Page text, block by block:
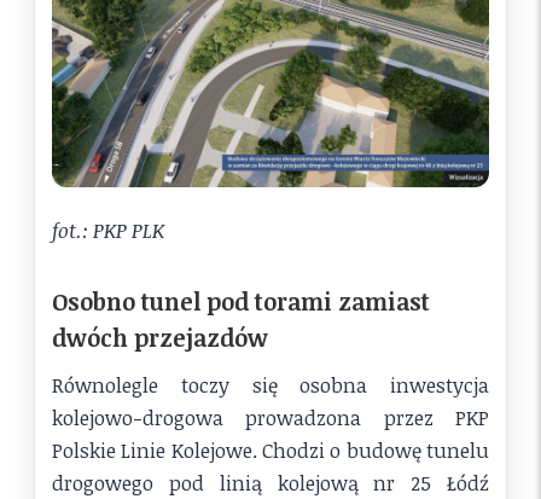
fot.: PKP PLK
Osobno tunel pod torami zamiast
dwóch przejazdów
Równolegle toczy się osobna inwestycja
kolejowo-drogowa prowadzona przez PKP
Polskie Linie Kolejowe. Chodzi o budowę tunelu
drogowego pod linią kolejową nr 25 Łódź